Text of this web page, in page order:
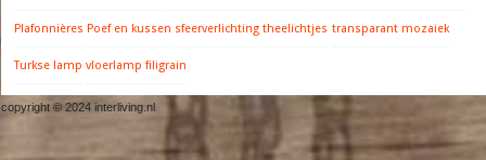
Plafonnières Poef en kussen sfeerverlichting theelichtjes transparant mozaiek
Turkse lamp vloerlamp filigrain
copyright © 2024 interliving.nl